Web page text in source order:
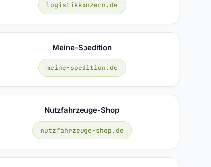
logistikkonzern.de
Meine-Spedition
meine-spedition.de
Nutzfahrzeuge-Shop
nutzfahrzeuge-shop.de